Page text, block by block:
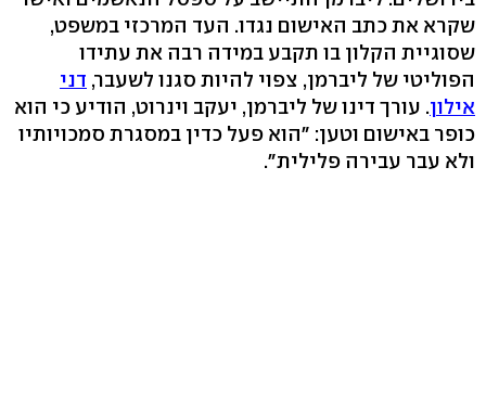
שקרא את כתב האישום נגדו. העד המרכזי במשפט,
שסוגיית הקלון בו תקבע במידה רבה את עתידו
הפוליטי של ליברמן, צפוי להיות סגנו לשעבר, דני
אילון. עורך דינו של ליברמן, יעקב וינרוט, הודיע כי הוא
כופר באישום וטען: "הוא פעל כדין במסגרת סמכויותיו
ולא עבר עבירה פלילית".